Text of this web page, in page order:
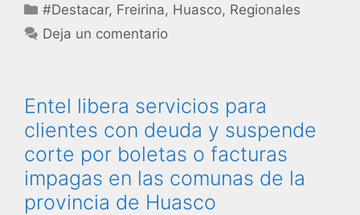
#Destacar, Freirina, Huasco, Regionales
Deja un comentario
Entel libera servicios para
clientes con deuda y suspende
corte por boletas o facturas
impagas en las comunas de la
provincia de Huasco